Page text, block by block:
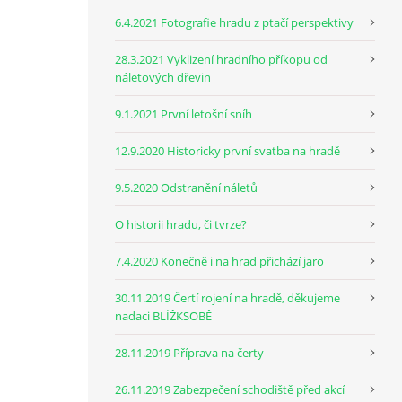
6.4.2021 Fotografie hradu z ptačí perspektivy
28.3.2021 Vyklizení hradního příkopu od
náletových dřevin
9.1.2021 První letošní sníh
12.9.2020 Historicky první svatba na hradě
9.5.2020 Odstranění náletů
O historii hradu, či tvrze?
7.4.2020 Konečně i na hrad přichází jaro
30.11.2019 Čertí rojení na hradě, děkujeme
nadaci BLÍŽKSOBĚ
28.11.2019 Příprava na čerty
26.11.2019 Zabezpečení schodiště před akcí